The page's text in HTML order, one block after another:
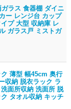
ラス 食器棚 ダイニ
ー レンジ台 カップ
プ 大型 収納庫 レ
ガラス戸 ミストガ
薄型 幅45cm 奥行
収納 脱衣ラック ラ
面所収納 洗面所 脱
タオル収納 キッチ